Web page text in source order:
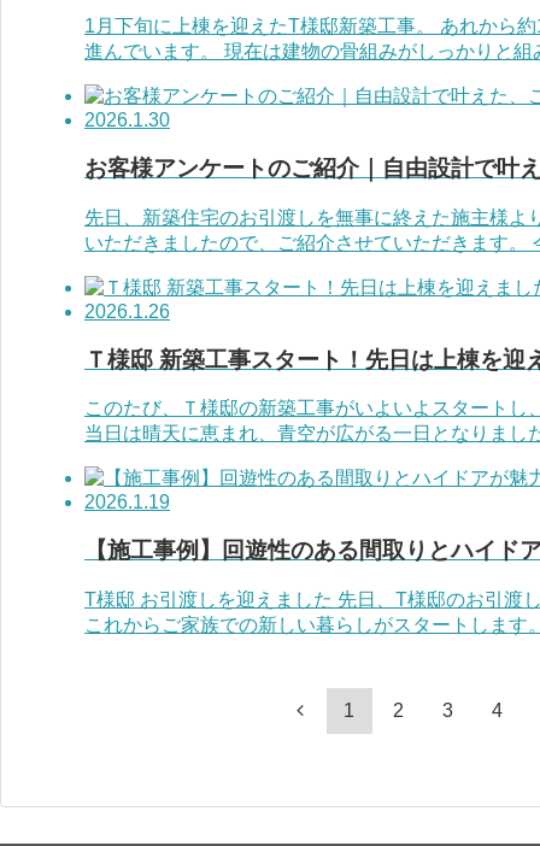
1月下旬に上棟を迎えたT様邸新築工事。 あれから
進んでいます。 現在は建物の骨組みがしっかりと組
2026.1.30
お客様アンケートのご紹介｜自由設計で叶
先日、新築住宅のお引渡しを無事に終えた施主様よ
いただきましたので、ご紹介させていただきます。
2026.1.26
Ｔ様邸 新築工事スタート！先日は上棟を迎
このたび、Ｔ様邸の新築工事がいよいよスタート
当日は晴天に恵まれ、青空が広がる一日となりまし
2026.1.19
【施工事例】回遊性のある間取りとハイド
T様邸 お引渡しを迎えました 先日、T様邸のお引渡
これからご家族での新しい暮らしがスタートします
1 2 3 4